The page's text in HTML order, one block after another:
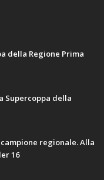
della Regione Prima
Supercoppa della
regionale. Alla
16